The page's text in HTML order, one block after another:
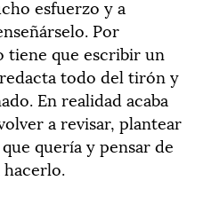
esfuerzo y a
Por
tiene que escribir un
todo del tirón y
En realidad acaba
a revisar, plantear
quería y pensar de